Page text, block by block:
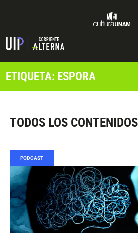
ETIQUETA: ESPORA
TODOS LOS CONTENIDOS
PODCAST